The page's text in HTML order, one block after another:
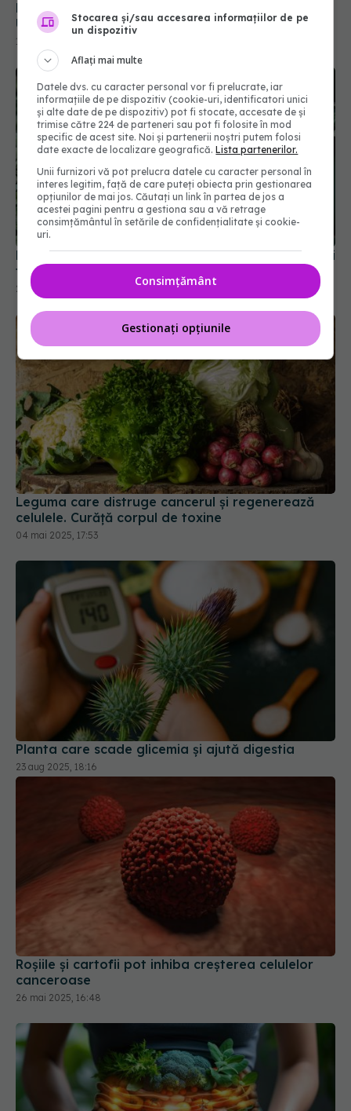
Descoperiri cheie dintr-un studiu medical de la
Universitatea Hiroshima
16 mai 2025, 13:06
Rădăcina de angelică: secretul natural al sănătății
femeilor
27 noi 2025, 14:00
Leguma care distruge cancerul și regenerează
celulele. Curăță corpul de toxine
04 mai 2025, 17:53
Planta care scade glicemia și ajută digestia
23 aug 2025, 18:16
Roșiile și cartofii pot inhiba creșterea celulelor
canceroase
26 mai 2025, 16:48
Stocarea și/sau accesarea informațiilor de pe
un dispozitiv
Aflați mai multe
Datele dvs. cu caracter personal vor fi prelucrate, iar
informațiile de pe dispozitiv (cookie-uri, identificatori unici
și alte date de pe dispozitiv) pot fi stocate, accesate de și
trimise către 224 de parteneri sau pot fi folosite în mod
specific de acest site. Noi și partenerii noștri putem folosi
date exacte de localizare geografică.Lista partenerilor.
Unii furnizori vă pot prelucra datele cu caracter personal în
interes legitim, față de care puteți obiecta prin gestionarea
opțiunilor de mai jos. Căutați un link în partea de jos a
acestei pagini pentru a gestiona sau a vă retrage
consimțământul în setările de confidențialitate și cookie-
uri.
Consimțământ
Gestionați opțiunile